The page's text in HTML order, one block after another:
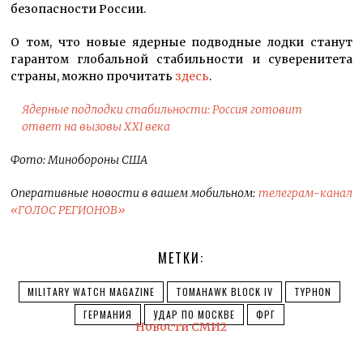
безопасности России.
О том, что новые ядерные подводные лодки станут
гарантом глобальной стабильности и суверенитета
страны, можно прочитать здесь.
Ядерные подлодки стабильности: Россия готовит
ответ на вызовы XXI века
Фото: Минобороны США
Оперативные новости в вашем мобильном: телеграм-канал
«ГОЛОС РЕГИОНОВ»
МЕТКИ:
MILITARY WATCH MAGAZINE TOMAHAWK BLOCK IV
TYPHON
ГЕРМАНИЯ
УДАР ПО МОСКВЕ ФРГ
Новости СМИ2